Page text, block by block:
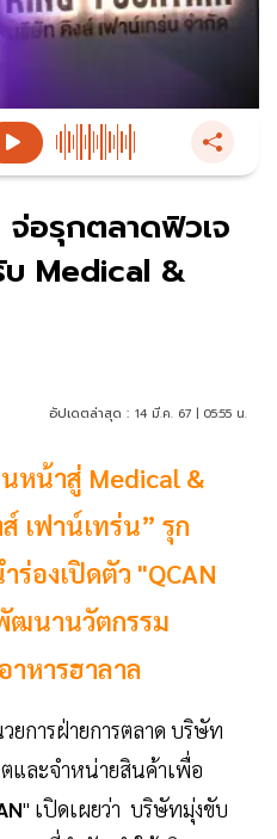
จ่อรุกตลาดฟิวเจ
Medical &
อัปเดตล่าสุด : 14 มี.ค. 67 | 05:55 น.
นหน้าสู่ Medical &
เฟาน์เทร่น” รุก
ร่องเปิดตัว "QCAN
ฒนานวัตกรรม
าหารฮาลาล
ยการฝ่ายการตลาด บริษัท
และจำหน่ายสินค้าเพื่อ
" เปิดเผยว่า บริษัทมุ่งขับ